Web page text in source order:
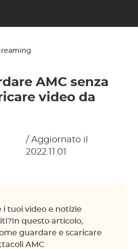
AMC senza
video da
/ Aggiornato il
2022.11.01
i tuoi video e notizie
questo articolo,
guardare e scaricare
AMC